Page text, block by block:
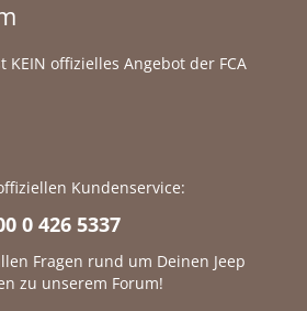
KEIN offizielles Angebot der FCA
Kundenservice:
0 426 5337
Fragen rund um Deinen Jeep
zu unserem Forum!